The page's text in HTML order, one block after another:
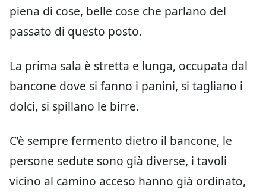
piena di cose, belle cose che parlano del
passato di questo posto.
La prima sala è stretta e lunga, occupata dal
bancone dove si fanno i panini, si tagliano i
dolci, si spillano le birre.
C’è sempre fermento dietro il bancone, le
persone sedute sono già diverse, i tavoli
vicino al camino acceso hanno già ordinato,